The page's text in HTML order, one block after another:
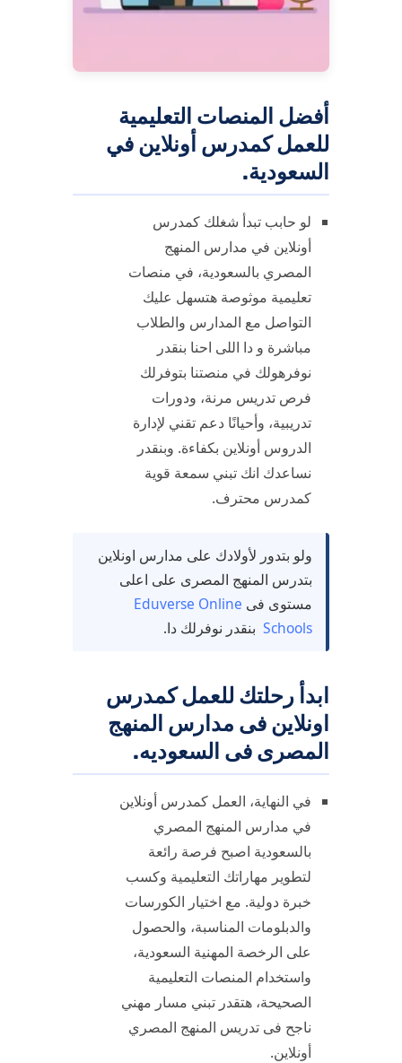
أفضل المنصات التعليمية
للعمل كمدرس أونلاين في
السعودية.
لو حابب تبدأ شغلك كمدرس
أونلاين في مدارس المنهج
المصري بالسعودية، في منصات
تعليمية موثوصة هتسهل عليك
التواصل مع المدارس والطلاب
مباشرة و دا اللى احنا بنقدر
نوفرهولك في منصتنا بتوفرلك
فرص تدريس مرنة، ودورات
تدريبية، وأحيانًا دعم تقني لإدارة
الدروس أونلاين بكفاءة. وبنقدر
نساعدك انك تبني سمعة قوية
كمدرس محترف.
ولو بتدور لأولادك على مدارس اونلاين
بتدرس المنهج المصرى على اعلى
مستوى فى Eduverse Online
Schools بنقدر نوفرلك دا.
ابدأ رحلتك للعمل كمدرس
اونلاين فى مدارس المنهج
المصرى فى السعوديه.
في النهاية، العمل كمدرس أونلاين
في مدارس المنهج المصري
بالسعودية اصبح فرصة رائعة
لتطوير مهاراتك التعليمية وكسب
خبرة دولية. مع اختيار الكورسات
والدبلومات المناسبة، والحصول
على الرخصة المهنية السعودية،
واستخدام المنصات التعليمية
الصحيحة، هتقدر تبني مسار مهني
ناجح فى تدريس المنهج المصري
أونلاين.